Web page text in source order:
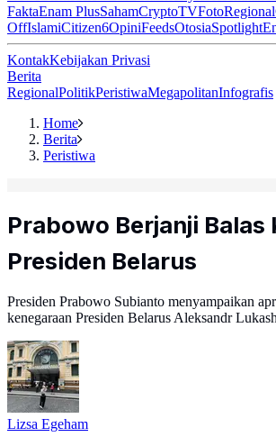
FaktaEnam PlusSahamCryptoTVFotoRegional
OffIslamiCitizen6OpiniFeedsOtosiaSpotlight
KontakKebijakan Privasi
Berita
RegionalPolitikPeristiwaMegapolitanInfografis
Home
Berita
Peristiwa
Prabowo Berjanji Balas
Presiden Belarus
Presiden Prabowo Subianto menyampaikan
kenegaraan Presiden Belarus Aleksandr
Lizsa Egeham